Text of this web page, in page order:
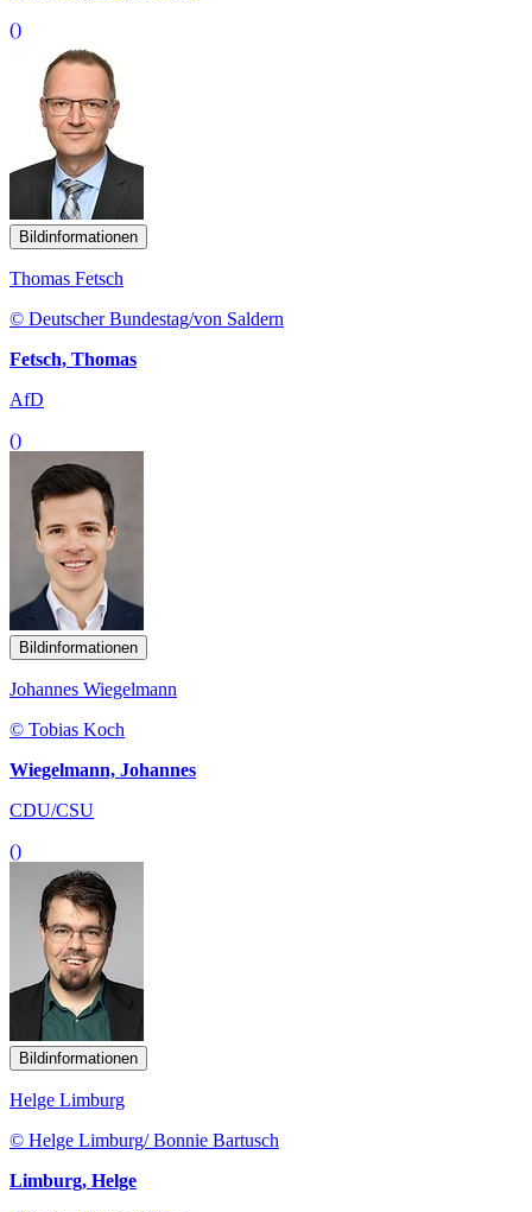
()
Bildinformationen
Thomas Fetsch
© Deutscher Bundestag/von Saldern
Fetsch, Thomas
AfD
()
Bildinformationen
Johannes Wiegelmann
© Tobias Koch
Wiegelmann, Johannes
CDU/CSU
()
Bildinformationen
Helge Limburg
© Helge Limburg/ Bonnie Bartusch
Limburg, Helge